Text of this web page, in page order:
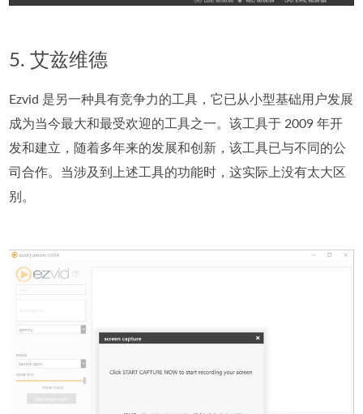
5. 艾兹维德
Ezvid 是另一种具有竞争力的工具，它已从小型基础用户发展
成为当今最大和最受欢迎的工具之一。该工具于 2009 年开
发和建立，随着多年来的发展和创新，该工具已与不同的公
司合作。当涉及到上述工具的功能时，这实际上没有太大区
别。